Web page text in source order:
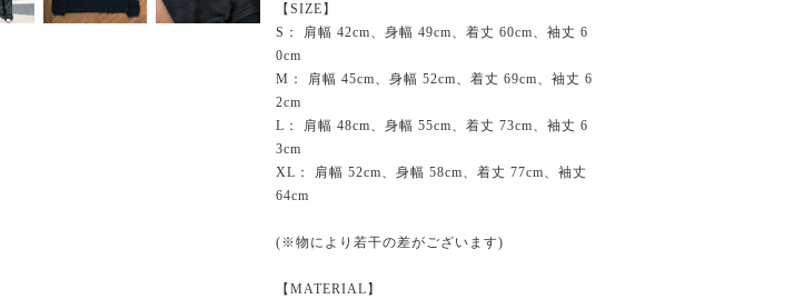
【SIZE】
S： 肩幅 42cm、身幅 49cm、着丈 60cm、袖丈 6
0cm
M： 肩幅 45cm、身幅 52cm、着丈 69cm、袖丈 6
2cm
L： 肩幅 48cm、身幅 55cm、着丈 73cm、袖丈 6
3cm
XL： 肩幅 52cm、身幅 58cm、着丈 77cm、袖丈
64cm
(※物により若干の差がございます)
【MATERIAL】